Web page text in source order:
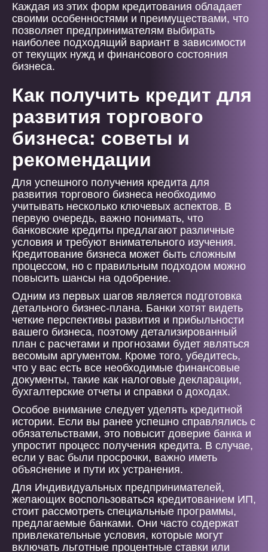
Каждая из этих форм кредитования обладает
своими особенностями и преимуществами, что
позволяет предпринимателям выбирать
наиболее подходящий вариант в зависимости
от текущих нужд и финансового состояния
бизнеса.
Как получить кредит для
развития торгового
бизнеса: советы и
рекомендации
Для успешного получения кредита для
развития торгового бизнеса необходимо
учитывать несколько ключевых аспектов. В
первую очередь, важно понимать, что
банковские кредиты предлагают различные
условия и требуют внимательного изучения.
Кредитование бизнеса может быть сложным
процессом, но с правильным подходом можно
повысить шансы на одобрение.
Одним из первых шагов является подготовка
детального бизнес-плана. Банки хотят видеть
четкие перспективы развития и прибыльности
вашего бизнеса, поэтому детализированный
план с расчетами и прогнозами будет являться
весомым аргументом. Кроме того, убедитесь,
что у вас есть все необходимые финансовые
документы, такие как налоговые декларации,
бухгалтерские отчеты и справки о доходах.
Особое внимание следует уделять кредитной
истории. Если вы ранее успешно справлялись с
обязательствами, это повысит доверие банка и
упростит процесс получения кредита. В случае,
если у вас были просрочки, важно иметь
объяснение и пути их устранения.
Для Индивидуальных предпринимателей,
желающих воспользоваться кредитованием ИП,
стоит рассмотреть специальные программы,
предлагаемые банками. Они часто содержат
привлекательные условия, которые могут
включать льготные процентные ставки или